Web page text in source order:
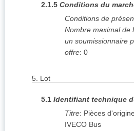
2.1.5 Conditions du
Conditions de
Nombre maximal de
un soumissionnaire
offre: 0
5. Lot
5.1 Identifiant technique
Titre: Pièces
IVECO Bus